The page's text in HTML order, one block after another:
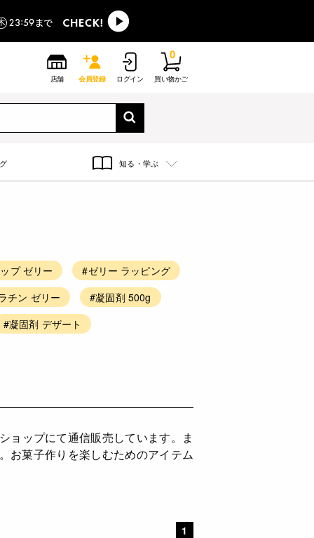
店舗 会員登録 ログイン 買い物かご
0
知る・学ぶ
プ ゼリー
#ゼリー ラッピング
チン ゼリー
#凝固剤 500g
#凝固剤 デザート
ョップにて通信販売しています。ま
お菓子作りを楽しむためのアイテム
1